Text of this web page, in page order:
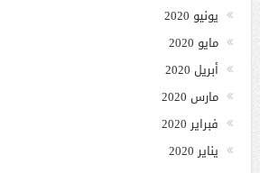
يونيو 2020
مايو 2020
أبريل 2020
مارس 2020
فبراير 2020
يناير 2020